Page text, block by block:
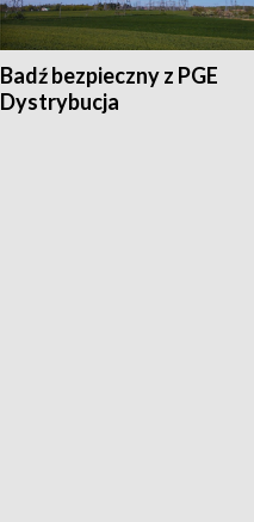
Badź bezpieczny z PGE
Dystrybucja